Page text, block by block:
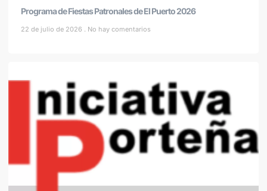
Programa de Fiestas Patronales de El Puerto 2026
22 de julio de 2026 No hay comentarios